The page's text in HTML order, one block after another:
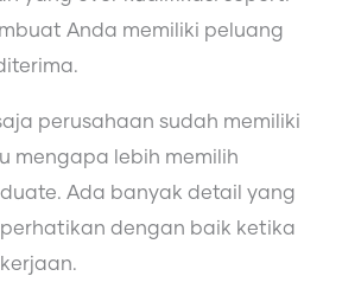
Anda memiliki peluang
perusahaan sudah memiliki
mengapa lebih memilih
Ada banyak detail yang
dengan baik ketika